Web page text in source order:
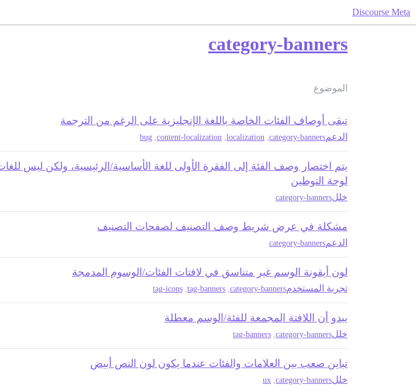
Discourse Meta
category-banners
الموضوع
تبقى أوصاف الفئات الخاصة باللغة الإنجليزية على الرغم من الترجمة
الدعمcategory-banners
localization
content-localization
bug
يتم اختصار وصف الفئة إلى الفقرة الأولى للغة الأساسية/الرئيسية، ولكن ليس
لوحة التوطين
خللcategory-banners
مشكلة في عرض شريط وصف التصنيف لصفحات التصنيف
الدعمcategory-banners
لون أيقونة الوسم غير متناسق في لافتات الفئات/الوسوم المدمجة
تجربة المستخدمcategory-banners
tag-banners
tag-icons
يبدو أن اللافتة المجمعة للفئة/الوسم معطلة
خللcategory-banners
tag-banners
تباين صعب بين العلامات والفئات عندما يكون لون النص أبيض
خللcategory-banners
ux